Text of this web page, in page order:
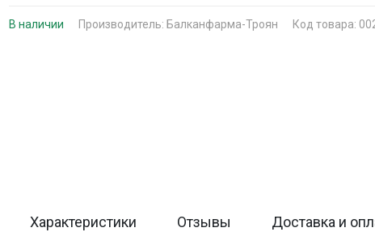
В наличии Производитель:Балканфарма-Троян Код товара:
Характеристики Отзывы Доставка и